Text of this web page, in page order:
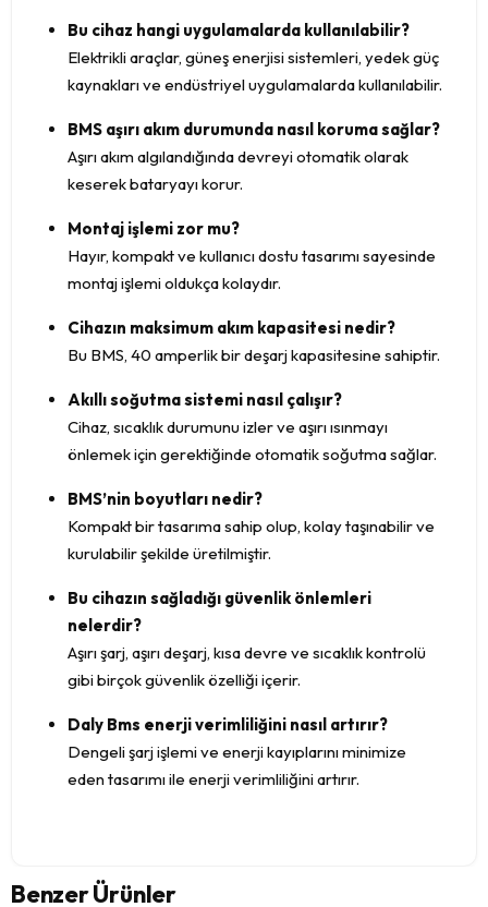
Bu cihaz hangi uygulamalarda kullanılabilir?
Elektrikli araçlar, güneş enerjisi sistemleri, yedek güç
kaynakları ve endüstriyel uygulamalarda kullanılabilir.
BMS aşırı akım durumunda nasıl koruma sağlar?
Aşırı akım algılandığında devreyi otomatik olarak
keserek bataryayı korur.
Montaj işlemi zor mu?
Hayır, kompakt ve kullanıcı dostu tasarımı sayesinde
montaj işlemi oldukça kolaydır.
Cihazın maksimum akım kapasitesi nedir?
Bu BMS, 40 amperlik bir deşarj kapasitesine sahiptir.
Akıllı soğutma sistemi nasıl çalışır?
Cihaz, sıcaklık durumunu izler ve aşırı ısınmayı
önlemek için gerektiğinde otomatik soğutma sağlar.
BMS’nin boyutları nedir?
Kompakt bir tasarıma sahip olup, kolay taşınabilir ve
kurulabilir şekilde üretilmiştir.
Bu cihazın sağladığı güvenlik önlemleri
nelerdir?
Aşırı şarj, aşırı deşarj, kısa devre ve sıcaklık kontrolü
gibi birçok güvenlik özelliği içerir.
Daly Bms enerji verimliliğini nasıl artırır?
Dengeli şarj işlemi ve enerji kayıplarını minimize
eden tasarımı ile enerji verimliliğini artırır.
Benzer Ürünler